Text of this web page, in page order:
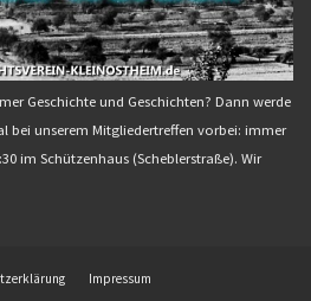
Geschichte und Geschichten? Dann werde
bei unserem Mitgliedertreffen vorbei: immer
im Schützenhaus (Scheblerstraße). Wir
Impressum